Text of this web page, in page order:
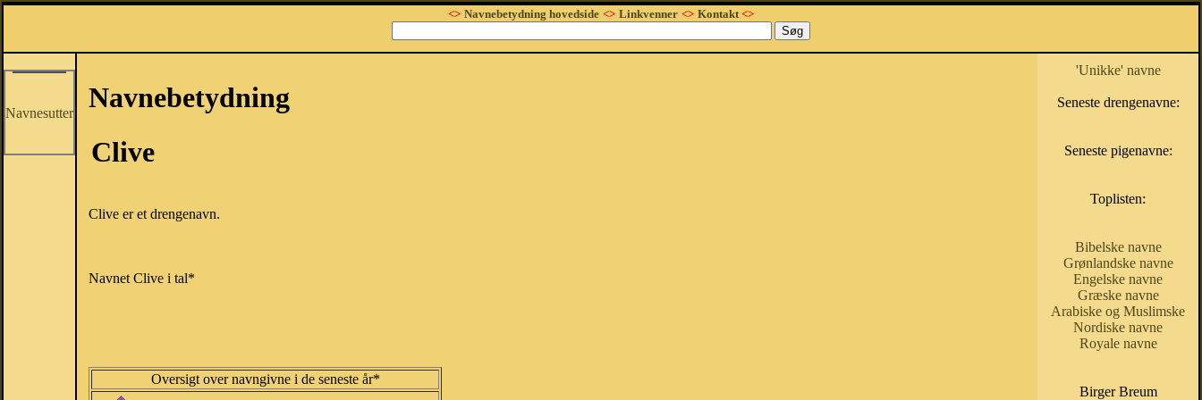
<> Navnebetydning hovedside <> Linkvenner <> Kontakt<>
Navnesutter
Navnebetydning
Clive
Clive er et drengenavn.
Navnet Clive i tal*
Oversigt over navngivne i de seneste år*
'Unikke' navne
Seneste drengenavne:
Seneste pigenavne:
Toplisten:
Bibelske navne
Grønlandske navne
Engelske navne
Græske navne
Arabiske og Muslimske
Nordiske navne
Royale navne
Birger Breum